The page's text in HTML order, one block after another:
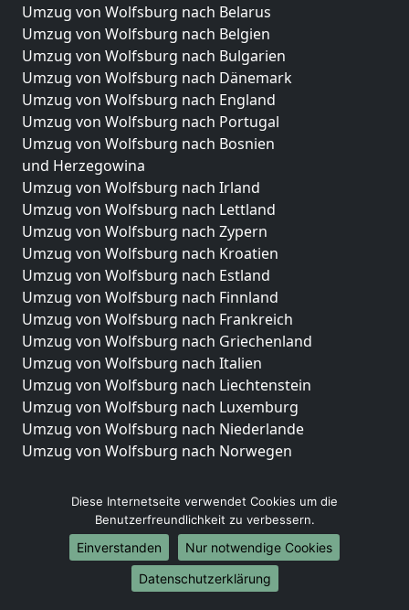
Umzug von Wolfsburg nach Belarus
Umzug von Wolfsburg nach Belgien
Umzug von Wolfsburg nach Bulgarien
Umzug von Wolfsburg nach Dänemark
Umzug von Wolfsburg nach England
Umzug von Wolfsburg nach Portugal
Umzug von Wolfsburg nach Bosnien
und Herzegowina
Umzug von Wolfsburg nach Irland
Umzug von Wolfsburg nach Lettland
Umzug von Wolfsburg nach Zypern
Umzug von Wolfsburg nach Kroatien
Umzug von Wolfsburg nach Estland
Umzug von Wolfsburg nach Finnland
Umzug von Wolfsburg nach Frankreich
Umzug von Wolfsburg nach Griechenland
Umzug von Wolfsburg nach Italien
Umzug von Wolfsburg nach Liechtenstein
Umzug von Wolfsburg nach Luxemburg
Umzug von Wolfsburg nach Niederlande
Umzug von Wolfsburg nach Norwegen
Umzug von Wolfsburg nach Berlin
Umzug von Wolfsburg nach Hamburg
Umzug von Wolfsburg nach München
Umzug von Wolfsburg nach Köln
Diese Internetseite verwendet Cookies um die
Benutzerfreundlichkeit zu verbessern.
Einverstanden
Nur notwendige Cookies
Datenschutzerklärung